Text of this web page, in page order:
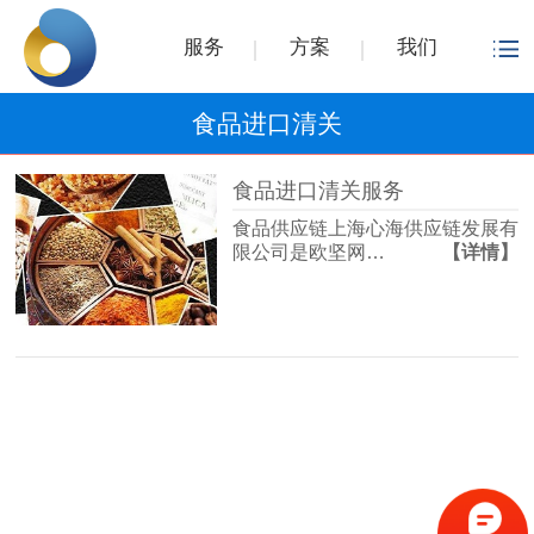
服务 方案 我们
食品进口清关
食品进口清关服务
食品供应链上海心海供应链发展有
限公司是欧坚网…
【详情】